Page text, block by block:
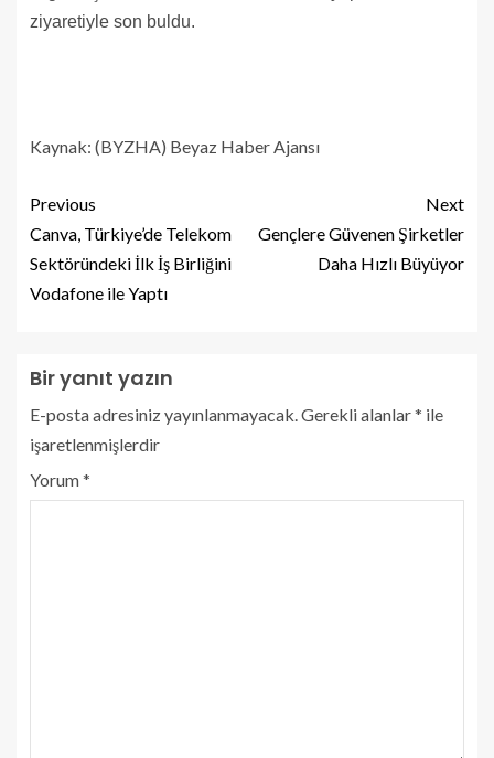
ziyaretiyle son buldu.
Kaynak: (BYZHA) Beyaz Haber Ajansı
Previous
Canva, Türkiye’de Telekom
Sektöründeki İlk İş Birliğini
Vodafone ile Yaptı
Next
Gençlere Güvenen Şirketler
Daha Hızlı Büyüyor
Bir yanıt yazın
E-posta adresiniz yayınlanmayacak. Gerekli alanlar* ile
işaretlenmişlerdir
Yorum*